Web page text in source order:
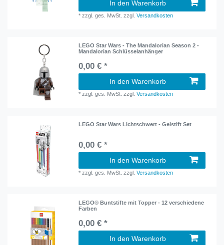
In den Warenkorb
*zzgl. ges. MwSt. zzgl.Versandkosten
LEGO Star Wars - The Mandalorian Season 2 -
Mandalorian Schlüsselanhänger
0,00 € *
In den Warenkorb
*zzgl. ges. MwSt. zzgl.Versandkosten
LEGO Star Wars Lichtschwert - Gelstift Set
0,00 € *
In den Warenkorb
*zzgl. ges. MwSt. zzgl.Versandkosten
LEGO® Buntstifte mit Topper - 12 verschiedene
Farben
0,00 € *
In den Warenkorb